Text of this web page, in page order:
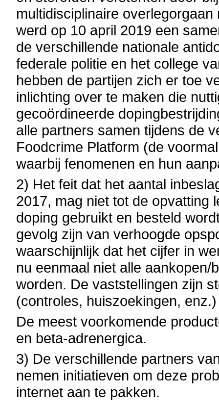
multidisciplinaire
werd op 10 april 2019 een
de verschillende nationale
federale politie en het college
hebben de partijen zich er toe
inlichting over te maken die
gecoördineerde
alle partners samen tijdens de
Foodcrime Platform (de
waarbij fenomenen en hun
2) Het feit dat het aantal
2017, mag niet tot de opvatting
doping gebruikt en besteld
gevolg zijn van verhoogde
waarschijnlijk dat het cijfer in
nu eenmaal niet alle
worden. De vaststellingen zijn
(controles, huiszoekingen,
De meest voorkomende
en beta-adrenergica.
3) De verschillende partners
nemen initiatieven om deze
internet aan te pakken.